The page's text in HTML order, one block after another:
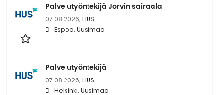
Palvelutyöntekijä Jorvin sairaala
07.08.2026, HUS
Espoo, Uusimaa
Palvelutyöntekijä
07.08.2026, HUS
Helsinki, Uusimaa